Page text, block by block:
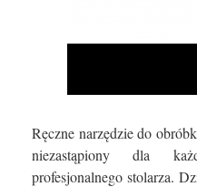
Ręczne narzędzie do
niezastąpiony dla
profesjonalnego stolarza.